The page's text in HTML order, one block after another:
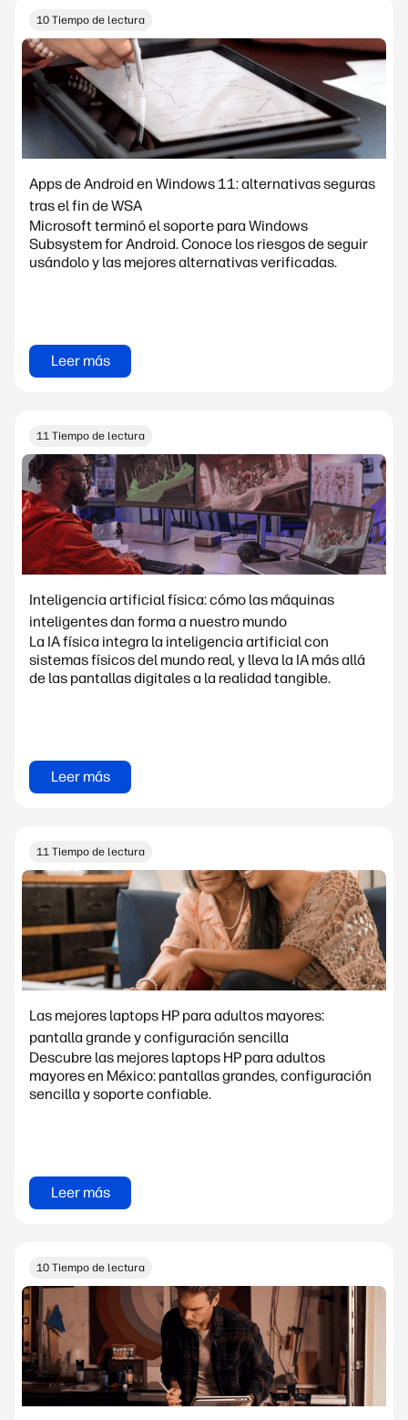
10 Tiempo de lectura
Apps de Android en Windows 11: alternativas seguras
tras el fin de WSA
Microsoft terminó el soporte para Windows
Subsystem for Android. Conoce los riesgos de seguir
usándolo y las mejores alternativas verificadas.
Leer más
11 Tiempo de lectura
Inteligencia artificial física: cómo las máquinas
inteligentes dan forma a nuestro mundo
La IA física integra la inteligencia artificial con
sistemas físicos del mundo real, y lleva la IA más allá
de las pantallas digitales a la realidad tangible.
Leer más
11 Tiempo de lectura
Las mejores laptops HP para adultos mayores:
pantalla grande y configuración sencilla
Descubre las mejores laptops HP para adultos
mayores en México: pantallas grandes, configuración
sencilla y soporte confiable.
Leer más
10 Tiempo de lectura